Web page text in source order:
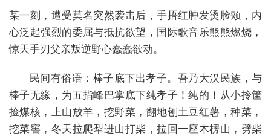
某一刻，遭受莫名突然袭击后，手捂红肿发烫脸颊，内
心泛起强烈的委屈与抵抗欲望，国际歌音乐熊熊燃烧，
惊天手刃父亲叛逆野心蠢蠢欲动。
民间有俗语：棒子底下出孝子。吾乃大汉民族，与
棒子无缘，为五指峰巴掌底下纯孝子！纯的！从小拎筐
捡煤核，上山放羊，挖野菜，翻地刨土豆红薯，种菜，
挖菜窖，冬天拉爬犁进山打柴，拉回一座木楞山，劈柴